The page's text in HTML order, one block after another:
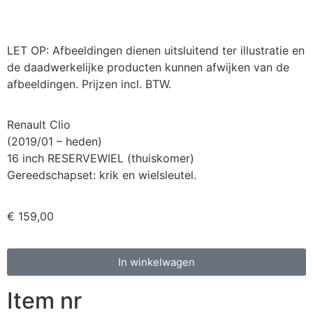
LET OP: Afbeeldingen dienen uitsluitend ter illustratie en
de daadwerkelijke producten kunnen afwijken van de
afbeeldingen. Prijzen incl. BTW.
Renault Clio
(2019/01 – heden)
16 inch RESERVEWIEL (thuiskomer)
Gereedschapset: krik en wielsleutel.
€ 159,00
In winkelwagen
Item nr